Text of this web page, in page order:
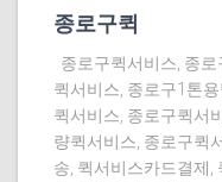
종로구퀵
종로구퀵서비스, 종
퀵서비스, 종로구1톤
퀵서비스, 종로구퀵서
량퀵서비스, 종로구퀵
송, 퀵서비스카드결제,